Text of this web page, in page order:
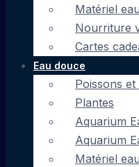
Matériel
Nourriture
Cartes
Eau douce
Poissons et
Plantes
Aquarium
Aquarium
Matériel